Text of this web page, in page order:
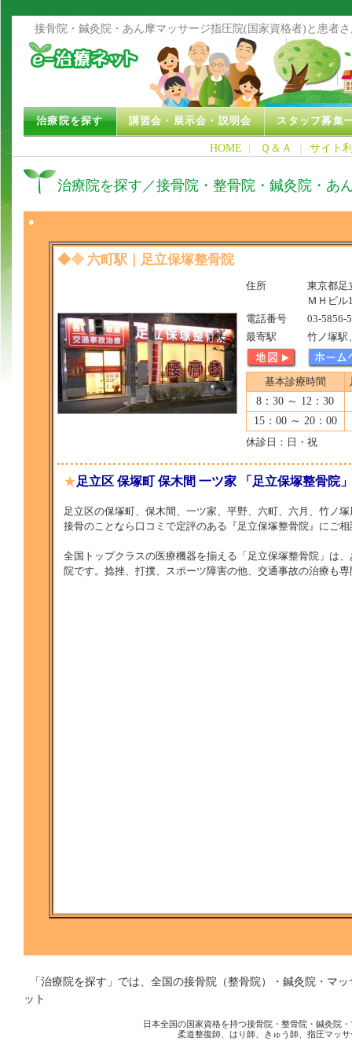
接骨院・鍼灸院・あん摩マッサージ指圧院(国家資格者)と患者
治療院を探す 講習会・展示会・説明会 スタッフ募集
HOME | Ｑ＆Ａ サイト
治療院を探す／接骨院・整骨院・鍼灸院・あ
●
◆◆六町駅｜足立保塚整骨院
住所
東京都足
ＭＨビル
電話番号
03-5856-
最寄駅
竹ノ塚駅
基本診療時間
8：30 ～ 12：30
15：00 ～ 20：00
休診日：日・祝
★足立区 保塚町 保木間 一ツ家 「足立保塚整骨院」
足立区の保塚町、保木間、一ツ家、平野、六町、六月、竹ノ
接骨のことなら口コミで定評のある『足立保塚整骨院』にご
全国トップクラスの医療機器を揃える「足立保塚整骨院」は
院です。捻挫、打撲、スポーツ障害の他、交通事故の治療も
「治療院を探す」では、全国の接骨院（整骨院）・鍼灸院
ット
日本全国の国家資格を持つ接骨院・整骨院・鍼灸院
柔道整復師、はり師、きゅう師、指圧マッ